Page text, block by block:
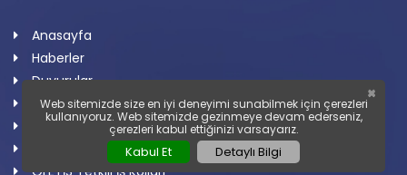
Anasayfa
Haberler
Duyurular
Tüzük
Eğitim Çalışmaları
OLEYİS Yetkili İş Kolları
×
Web sitemizde size en iyi deneyimi sunabilmek için çerezleri
kullanıyoruz. Web sitemizde gezinmeye devam ederseniz,
çerezleri kabul ettiğinizi varsayarız.
Kabul Et Detaylı Bilgi